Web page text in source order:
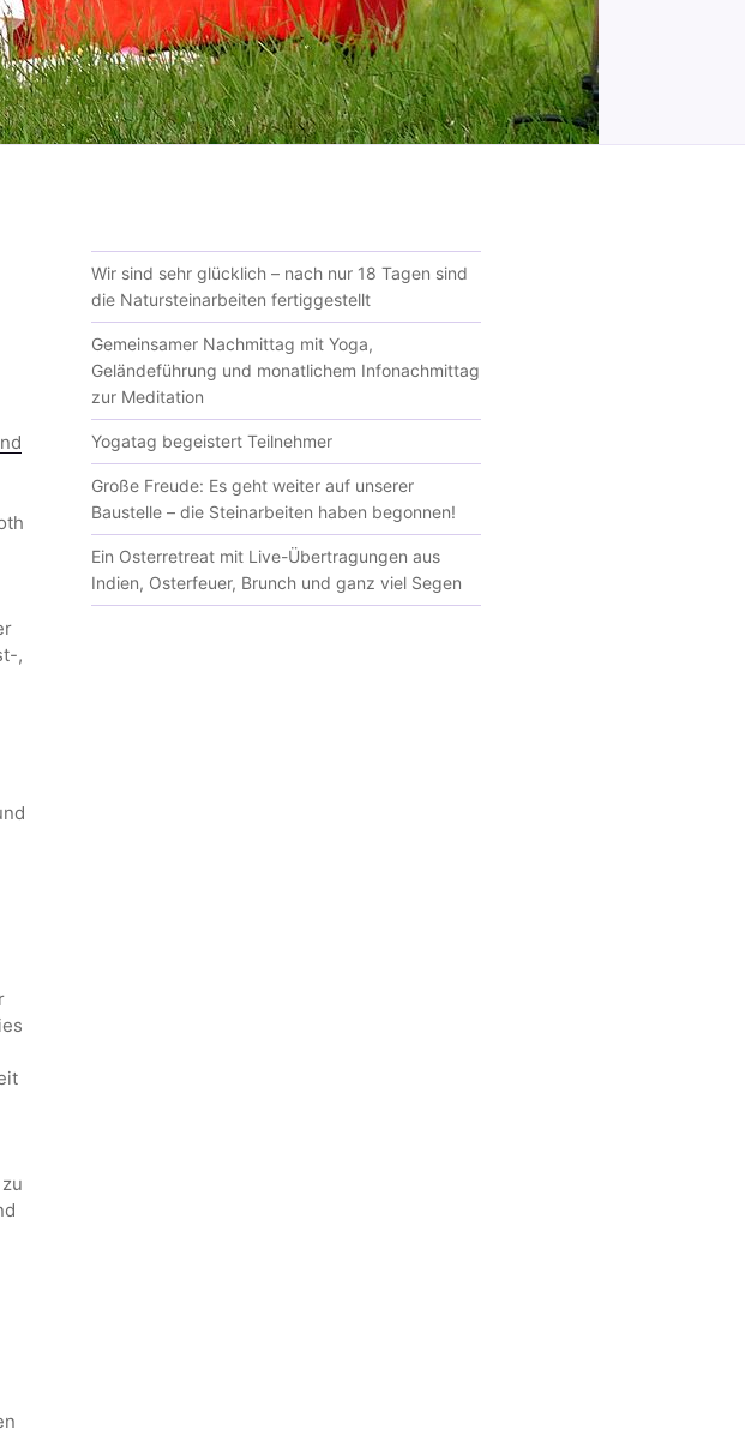
,
Wir sind sehr glücklich – nach nur 18 Tagen sind
die Natursteinarbeiten fertiggestellt
Gemeinsamer Nachmittag mit Yoga,
Geländeführung und monatlichem Infonachmittag
zur Meditation
Yogatag begeistert Teilnehmer
Große Freude: Es geht weiter auf unserer
Baustelle – die Steinarbeiten haben begonnen!
Ein Osterretreat mit Live-Übertragungen aus
Indien, Osterfeuer, Brunch und ganz viel Segen